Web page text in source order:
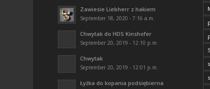
Zawiesie Liebherr z hakiem
September 18, 2020 - 7:16 a.m.
Chwytak do HDS Kinshofer
September 20, 2019 - 12:10 p.m.
Chwytak
September 20, 2019 - 12:01 p.m.
Łyżka do kopania podsiębierna